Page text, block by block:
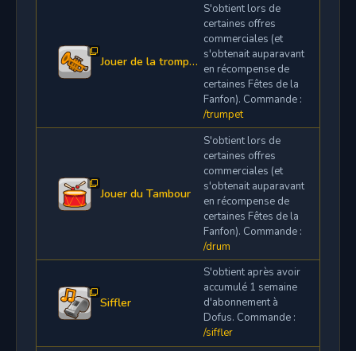
Jouer de la trompette
S'obtient lors de
certaines offres
commerciales (et
s'obtenait auparavant
en récompense de
certaines Fêtes de la
Fanfon). Commande :
/trumpet
Jouer du Tambour
S'obtient lors de
certaines offres
commerciales (et
s'obtenait auparavant
en récompense de
certaines Fêtes de la
Fanfon). Commande :
/drum
Siffler
S'obtient après avoir
accumulé 1 semaine
d'abonnement à
Dofus. Commande :
/siffler